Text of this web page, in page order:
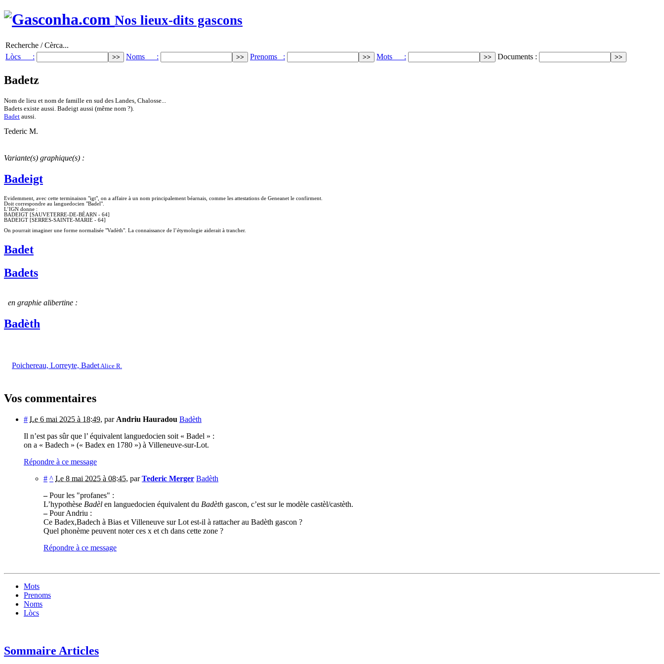
Nos lieux-dits gascons
Recherche / Cèrca...
Lòcs :
Noms : Prenoms : Mots : Documents :
Badetz
Nom de lieu et nom de famille en sud des Landes, Chalosse...
Badets existe aussi. Badeigt aussi (même nom ?).
Badet aussi.
Tederic M.
Variante(s) graphique(s) :
Badeigt
Evidemment, avec cette terminaison "igt", on a affaire à un nom principalement béarnais, comme les attestations de Geneanet le confirment.
Doit correspondre au languedocien "Badel".
L’IGN donne :
BADEIGT [SAUVETERRE-DE-BÉARN - 64]
BADEIGT [SERRES-SAINTE-MARIE - 64]
On pourrait imaginer une forme normalisée "Vadèth". La connaissance de l’étymologie aiderait à trancher.
Badet
Badets
en graphie alibertine :
Badèth
Poichereau, Lorreyte, BadetAlice R.
Vos commentaires
# Le 6 mai 2025 à 18:49, par Andriu Hauradou Badèth
Il n’est pas sûr que l’ équivalent languedocien soit « Badel » :
on a « Badech » (« Badex en 1780 ») à Villeneuve-sur-Lot.
Répondre à ce message
# ^ Le 8 mai 2025 à 08:45, parTederic Merger Badèth
–Pour les "profanes" :
L’hypothèse Badèl en languedocien équivalent du Badèth gascon, c’est sur le modèle castèl/castèth.
–Pour Andriu :
Ce Badex,Badech à Bias et Villeneuve sur Lot est-il à rattacher au Badèth gascon ?
Quel phonème peuvent noter ces x et ch dans cette zone ?
Répondre à ce message
Mots
Prenoms
Noms
Lòcs
Sommaire Articles